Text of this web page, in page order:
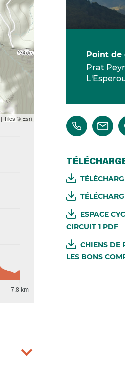
| Tiles © Esri
7.8 km
Point de
Prat
ESPACE
CIRCUIT 1 PDF
CHIENS DE
LES BONS